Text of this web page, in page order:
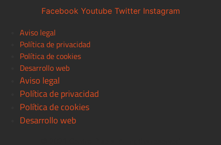
Facebook Youtube Twitter Instagram
Aviso legal
Política de privacidad
Política de cookies
Desarrollo web
Aviso legal
Política de privacidad
Política de cookies
Desarrollo web